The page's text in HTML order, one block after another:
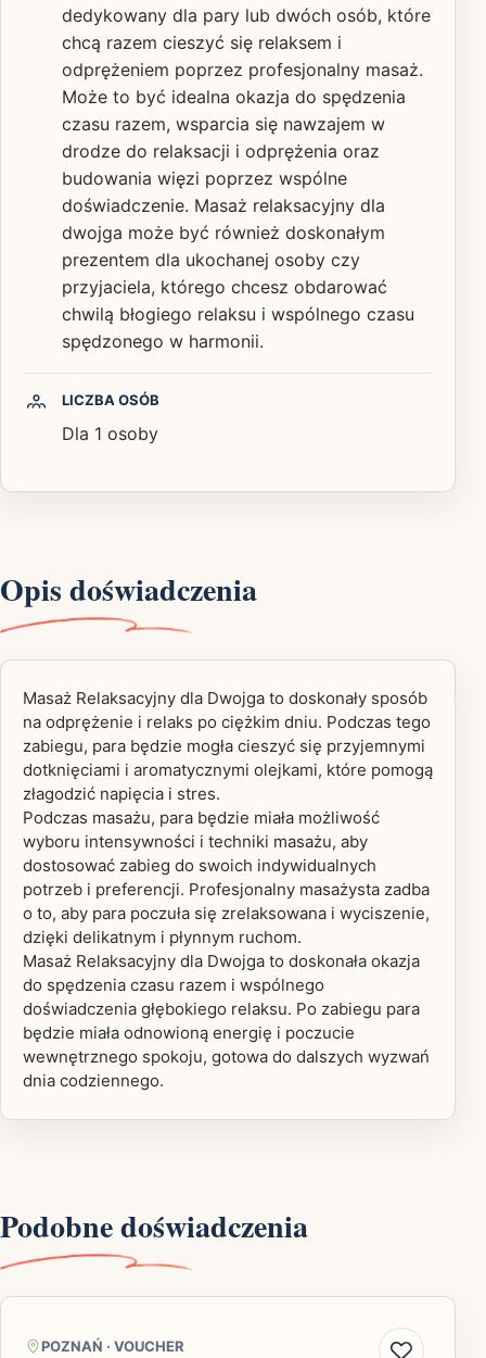
dedykowany dla pary lub dwóch osób, które
chcą razem cieszyć się relaksem i
odprężeniem poprzez profesjonalny masaż.
Może to być idealna okazja do spędzenia
czasu razem, wsparcia się nawzajem w
drodze do relaksacji i odprężenia oraz
budowania więzi poprzez wspólne
doświadczenie. Masaż relaksacyjny dla
dwojga może być również doskonałym
prezentem dla ukochanej osoby czy
przyjaciela, którego chcesz obdarować
chwilą błogiego relaksu i wspólnego czasu
spędzonego w harmonii.
LICZBA OSÓB
Dla 1 osoby
Opis doświadczenia
Masaż Relaksacyjny dla Dwojga to doskonały sposób
na odprężenie i relaks po ciężkim dniu. Podczas tego
zabiegu, para będzie mogła cieszyć się przyjemnymi
dotknięciami i aromatycznymi olejkami, które pomogą
złagodzić napięcia i stres.
Podczas masażu, para będzie miała możliwość
wyboru intensywności i techniki masażu, aby
dostosować zabieg do swoich indywidualnych
potrzeb i preferencji. Profesjonalny masażysta zadba
o to, aby para poczuła się zrelaksowana i wyciszenie,
dzięki delikatnym i płynnym ruchom.
Masaż Relaksacyjny dla Dwojga to doskonała okazja
do spędzenia czasu razem i wspólnego
doświadczenia głębokiego relaksu. Po zabiegu para
będzie miała odnowioną energię i poczucie
wewnętrznego spokoju, gotowa do dalszych wyzwań
dnia codziennego.
Podobne doświadczenia
POZNAŃ · VOUCHER